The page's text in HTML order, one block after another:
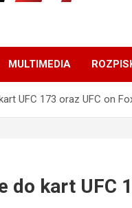
MULTIMEDIA
UFC 173 oraz UFC on
do kart UFC